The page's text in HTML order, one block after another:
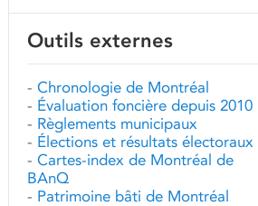
Outils externes
- Chronologie de Montréal
- Évaluation foncière depuis 2010
- Règlements municipaux
- Élections et résultats électoraux
- Cartes-index de Montréal de
BAnQ
- Patrimoine bâti de Montréal